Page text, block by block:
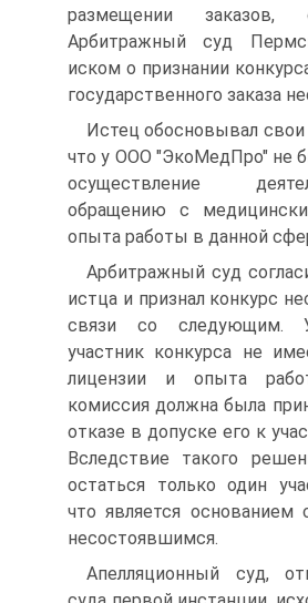
размещении заказов,
Арбитражный суд
иском о признании
государственного заказа
Истец обосновывал свои
что у ООО "ЭкоМедПро" не
осуществление
обращению с
опыта работы в данной
Арбитражный суд
истца и признал конкурс
связи со следующим.
участник конкурса не
лицензии и опыта
комиссия должна была
отказе в допуске его к
Вследствие такого
остаться только один
что является основанием
несостоявшимся.
Апелляционный суд,